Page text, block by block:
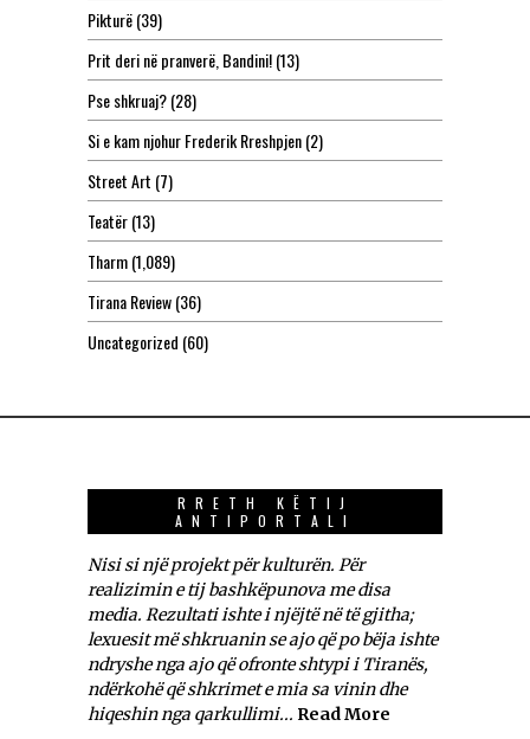
Pikturë(39)
Prit deri në pranverë, Bandini!(13)
Pse shkruaj?(28)
Si e kam njohur Frederik Rreshpjen(2)
Street Art (7)
Teatër(13)
Tharm(1,089)
Tirana Review(36)
Uncategorized (60)
RRETH KËTIJ
ANTIPORTALI
Nisi si një projekt për kulturën. Për
realizimin e tij bashkëpunova me disa
media. Rezultati ishte i njëjtë në të gjitha;
lexuesit më shkruanin se ajo që po bëja ishte
ndryshe nga ajo që ofronte shtypi i Tiranës,
ndërkohë që shkrimet e mia sa vinin dhe
hiqeshin nga qarkullimi... Read More